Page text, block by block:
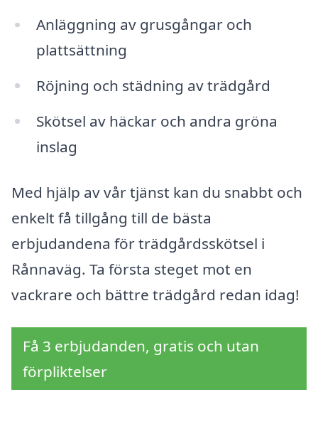
Anläggning av grusgångar och
plattsättning
Röjning och städning av trädgård
Skötsel av häckar och andra gröna
inslag
Med hjälp av vår tjänst kan du snabbt och
enkelt få tillgång till de bästa
erbjudandena för trädgårdsskötsel i
Rånnaväg. Ta första steget mot en
vackrare och bättre trädgård redan idag!
Få 3 erbjudanden, gratis och utan
förpliktelser